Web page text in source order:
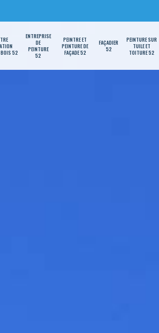
BOIS 52
ENTREPRISE
DE
PEINTURE
52
PEINTRE ET
PEINTURE DE
FAÇADE 52
FAÇADIER
52
PEINTURE SUR
TUILE ET
TOITURE 52